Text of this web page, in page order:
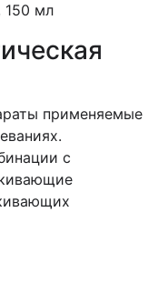
150 мл
применяемые
с